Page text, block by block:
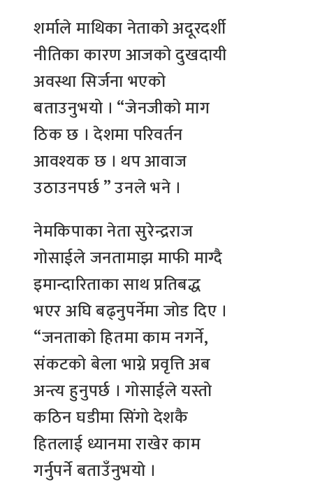
शर्माले माथिका नेताको अदूरदर्शी
नीतिका कारण आजको दुखदायी
अवस्था सिर्जना भएको
बताउनुभयो । “जेनजीको माग
ठिक छ । देशमा परिवर्तन
आवश्यक छ । थप आवाज
उठाउनपर्छ ” उनले भने ।
नेमकिपाका नेता सुरेन्द्रराज
गोसाईले जनतामाझ माफी माग्दै
इमान्दारिताका साथ प्रतिबद्ध
भएर अघि बढ्नुपर्नेमा जोड दिए ।
“जनताको हितमा काम नगर्ने,
संकटको बेला भाग्ने प्रवृत्ति अब
अन्त्य हुनुपर्छ । गोसाईले यस्तो
कठिन घडीमा सिंगो देशकै
हितलाई ध्यानमा राखेर काम
गर्नुपर्ने बताउँनुभयो ।